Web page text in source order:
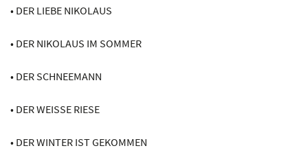
• DER LIEBE NIKOLAUS
• DER NIKOLAUS IM SOMMER
• DER SCHNEEMANN
• DER WEISSE RIESE
• DER WINTER IST GEKOMMEN